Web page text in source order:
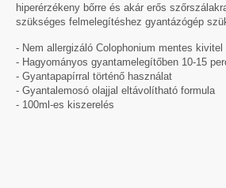
hiperérzékeny bőrre és akár erős
szükséges felmelegítéshez gyantázógép
- Nem allergizáló Colophonium mentes kivitel
- Hagyományos gyantamelegítőben 10-15
- Gyantapapírral történő használat
- Gyantalemosó olajjal eltávolítható formula
- 100ml-es kiszerelés